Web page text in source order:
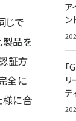
じで
製品を
証方
全に
様に合
ア
テ